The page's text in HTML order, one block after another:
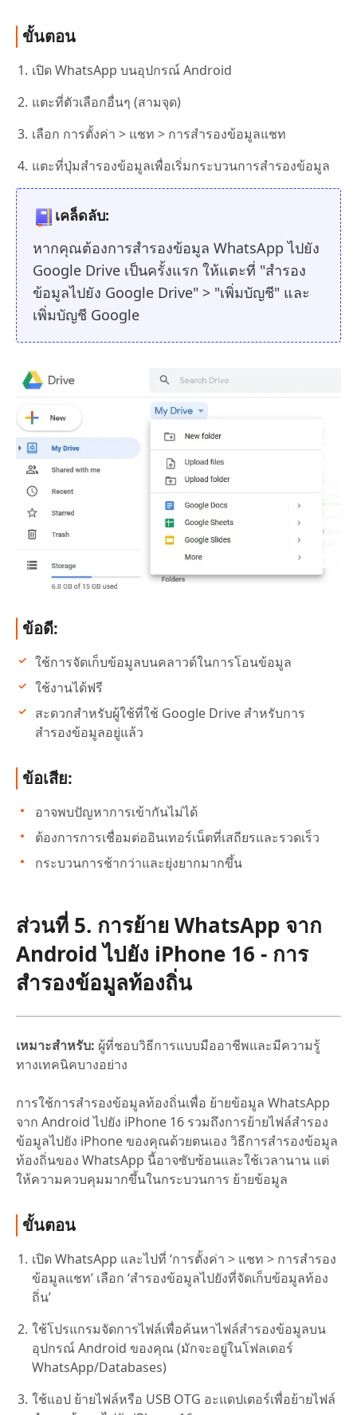
ขั้นตอน
เปิด WhatsApp บนอุปกรณ์ Android
แตะที่ตัวเลือกอื่นๆ (สามจุด)
เลือก การตั้งค่า > แชท > การสำรองข้อมูลแชท
แตะที่ปุ่มสำรองข้อมูลเพื่อเริ่มกระบวนการสำรองข้อมูล
เคล็ดลับ:
หากคุณต้องการสำรองข้อมูล WhatsApp ไปยัง
Google Drive เป็นครั้งแรก ให้แตะที่ "สำรอง
ข้อมูลไปยัง Google Drive" > "เพิ่มบัญชี" และ
เพิ่มบัญชี Google
ข้อดี:
ใช้การจัดเก็บข้อมูลบนคลาวด์ในการโอนข้อมูล
ใช้งานได้ฟรี
สะดวกสำหรับผู้ใช้ที่ใช้ Google Drive สำหรับการ
สำรองข้อมูลอยู่แล้ว
ข้อเสีย:
อาจพบปัญหาการเข้ากันไม่ได้
ต้องการการเชื่อมต่ออินเทอร์เน็ตที่เสถียรและรวดเร็ว
กระบวนการช้ากว่าและยุ่งยากมากขึ้น
ส่วนที่ 5. การย้าย WhatsApp จาก
Android ไปยัง iPhone 16 - การ
สำรองข้อมูลท้องถิ่น
เหมาะสำหรับ: ผู้ที่ชอบวิธีการแบบมืออาชีพและมีความรู้
ทางเทคนิคบางอย่าง
การใช้การสำรองข้อมูลท้องถิ่นเพื่อ ย้ายข้อมูล WhatsApp
จาก Android ไปยัง iPhone 16 รวมถึงการย้ายไฟล์สำรอง
ข้อมูลไปยัง iPhone ของคุณด้วยตนเอง วิธีการสำรองข้อมูล
ท้องถิ่นของ WhatsApp นี้อาจซับซ้อนและใช้เวลานาน แต่
ให้ความควบคุมมากขึ้นในกระบวนการ ย้ายข้อมูล
ขั้นตอน
เปิด WhatsApp และไปที่ ‘การตั้งค่า > แชท > การสำรอง
ข้อมูลแชท’ เลือก ‘สำรองข้อมูลไปยังที่จัดเก็บข้อมูลท้อง
ถิ่น’
ใช้โปรแกรมจัดการไฟล์เพื่อค้นหาไฟล์สำรองข้อมูลบน
อุปกรณ์ Android ของคุณ (มักจะอยู่ในโฟลเดอร์
WhatsApp/Databases)
ใช้แอป ย้ายไฟล์หรือ USB OTG อะแดปเตอร์เพื่อย้ายไฟล์